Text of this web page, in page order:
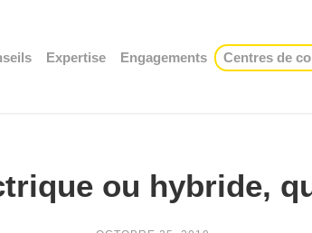
Expertise Engagements Centres de
ou hybride,